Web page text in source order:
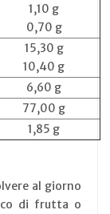
1,10 g
0,70 g
15,30 g
10,40 g
6,60 g
77,00 g
1,85 g
al giorno
di frutta o